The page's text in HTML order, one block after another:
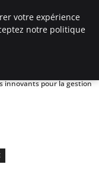
innovants pour la gestion
votre expérience
notre politique